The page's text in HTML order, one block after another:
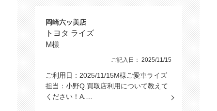
岡崎六ッ美店
トヨタ ライズ
M様
ご記入日： 2025/11/15
ご利用日：2025/11/15M様ご愛車ライズ
担当：小野Q.買取店利用について教えて
ください！A.…